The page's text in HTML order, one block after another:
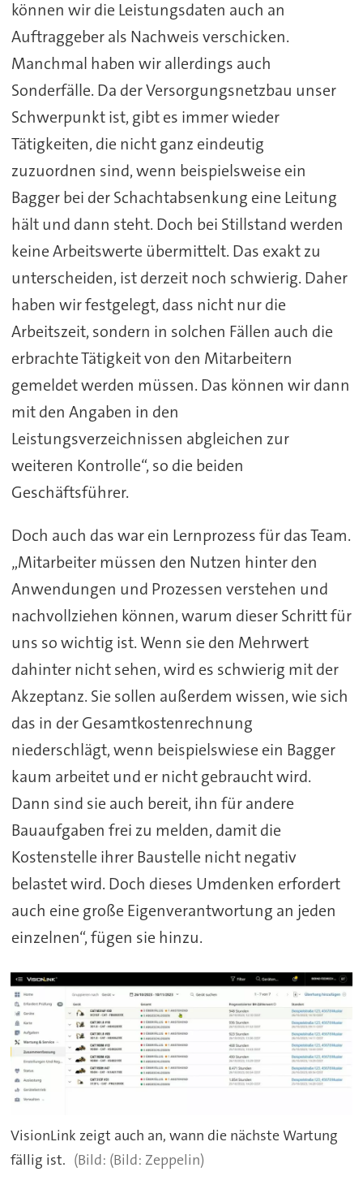
können wir die Leistungsdaten auch an
Auftraggeber als Nachweis verschicken.
Manchmal haben wir allerdings auch
Sonderfälle. Da der Versorgungsnetzbau unser
Schwerpunkt ist, gibt es immer wieder
Tätigkeiten, die nicht ganz eindeutig
zuzuordnen sind, wenn beispielsweise ein
Bagger bei der Schachtabsenkung eine Leitung
hält und dann steht. Doch bei Stillstand werden
keine Arbeitswerte übermittelt. Das exakt zu
unterscheiden, ist derzeit noch schwierig. Daher
haben wir festgelegt, dass nicht nur die
Arbeitszeit, sondern in solchen Fällen auch die
erbrachte Tätigkeit von den Mitarbeitern
gemeldet werden müssen. Das können wir dann
mit den Angaben in den
Leistungsverzeichnissen abgleichen zur
weiteren Kontrolle“, so die beiden
Geschäftsführer.
Doch auch das war ein Lernprozess für das Team.
„Mitarbeiter müssen den Nutzen hinter den
Anwendungen und Prozessen verstehen und
nachvollziehen können, warum dieser Schritt für
uns so wichtig ist. Wenn sie den Mehrwert
dahinter nicht sehen, wird es schwierig mit der
Akzeptanz. Sie sollen außerdem wissen, wie sich
das in der Gesamtkostenrechnung
niederschlägt, wenn beispielswiese ein Bagger
kaum arbeitet und er nicht gebraucht wird.
Dann sind sie auch bereit, ihn für andere
Bauaufgaben frei zu melden, damit die
Kostenstelle ihrer Baustelle nicht negativ
belastet wird. Doch dieses Umdenken erfordert
auch eine große Eigenverantwortung an jeden
einzelnen“, fügen sie hinzu.
VisionLink zeigt auch an, wann die nächste Wartung
fällig ist.
(Bild: Zeppelin)